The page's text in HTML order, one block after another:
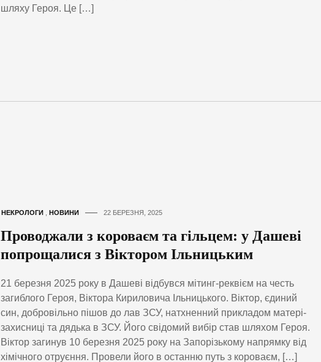
шляху Героя. Це […]
НЕКРОЛОГИ НОВИНИ 22 БЕРЕЗНЯ, 2025
Проводжали з короваєм та гільцем: у Дашеві
попрощалися з Віктором Ільницьким
21 березня 2025 року в Дашеві відбувся мітинг-реквієм на честь
загиблого Героя, Віктора Кириловича Ільницького. Віктор, єдиний
син, добровільно пішов до лав ЗСУ, натхненний прикладом матері-
захисниці та дядька в ЗСУ. Його свідомий вибір став шляхом Героя.
Віктор загинув 10 березня 2025 року на Запорізькому напрямку від
хімічного отруєння. Провели його в останню путь з короваєм, […]